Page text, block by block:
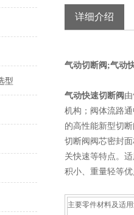
型
详细介绍
气动切断阀;气动
气动快速切断阀
机构；阀体流路
的高性能新型切断
切断阀阀芯密封
关快速等特点。
积小、重量轻等
主要零件材料及适用